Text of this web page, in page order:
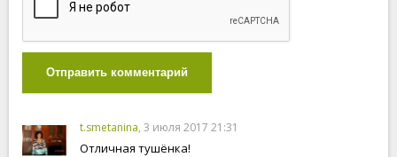
Отправить комментарий
t.smetanina, 3 июля 2017 21:31
Отличная тушёнка!